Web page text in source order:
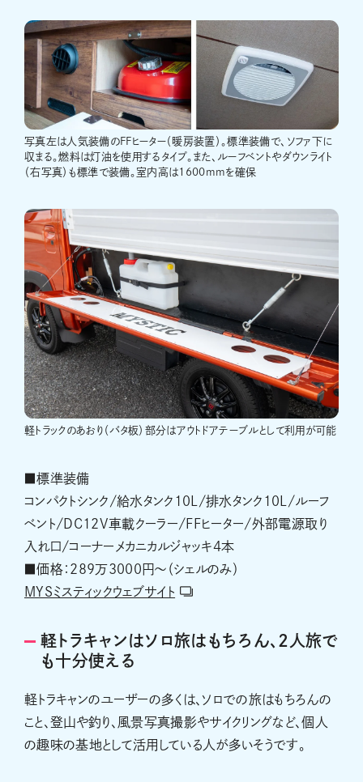
写真左は人気装備のFFヒーター（暖房装置）。標準装備で、ソファ下に
収まる。燃料は灯油を使用するタイプ。また、ルーフベントやダウンライト
（右写真）も標準で装備。室内高は1600mmを確保
軽トラックのあおり（バタ板）部分はアウトドアテーブルとして利用が可能
■標準装備
コンパクトシンク/給水タンク10L/排水タンク10L/ルーフ
ベント/DC12V車載クーラー/FFヒーター/外部電源取り
入れ口/コーナーメカニカルジャッキ4本
■価格：289万3000円〜（シェルのみ）
MYSミスティックウェブサイト
軽トラキャンはソロ旅はもちろん、2人旅で
も十分使える
軽トラキャンのユーザーの多くは、ソロでの旅はもちろんの
こと、登山や釣り、風景写真撮影やサイクリングなど、個人
の趣味の基地として活用している人が多いそうです。